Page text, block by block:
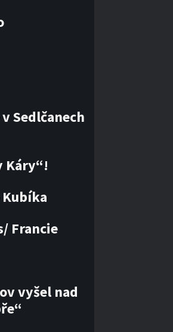
Sedlčanech
Káry“!
Kubíka
Francie
vyšel nad